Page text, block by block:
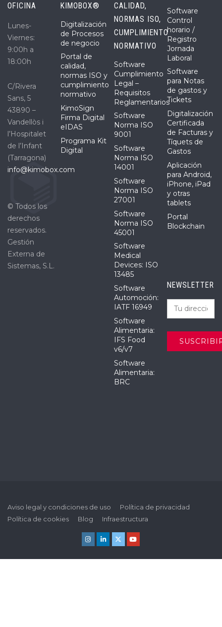
OFICINA
Lunes-
Viernes:
9:00h a
18:00h
C/Rivera
Sans, 5
43890 –
Vandellòs i
l’Hospitalet
de l’Infant
(Tarragona)
info@kimobox.com
© Todos los
derechos
reservados.
Gestión
Externa de
Sistemas, S.L.
KIMOBOX®
Digitalización
de Procesos
de negocio
Portal de
calidad,
normas ISO y
cumplimiento
normativo
KimoSign
Firma Digital
eIDAS
Programa Kit
Digital
CALIDAD,
NORMAS ISO,
CUMPLIMIENTO
NORMATIVO
Software
Cumplimiento
Legal –
Requisitos
Reglamentarios
Software
Norma ISO
9001
Software
Norma ISO
14001
Software
Norma ISO
27001
Software
Norma ISO
45001
Software
Medical
Devices: ISO
13485
Software
Automoción:
IATF 16949
Software
Alimentaria:
IFS Food
v6/v7
Software
Alimentaria:
BRC
Software
Control
horario /
Registro
Jornada
Laboral
Software
para Notas
de gastos y
Tickets
Digitalización
Certificada
de Facturas y
Tíquets de
Gastos
Aplicación
para Android,
iPhone, iPad
y otras
tablets
Portal
Blockchain
NEWSLETTER
Aviso legal y condiciones de uso
Política de privacidad
Política de cookies
Blog Infraestructura